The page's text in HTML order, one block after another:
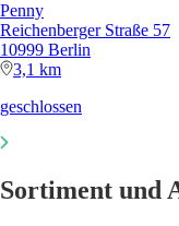
Penny
Reichenberger Straße 57
10999 Berlin
3,1 km
geschlossen
Sortiment und